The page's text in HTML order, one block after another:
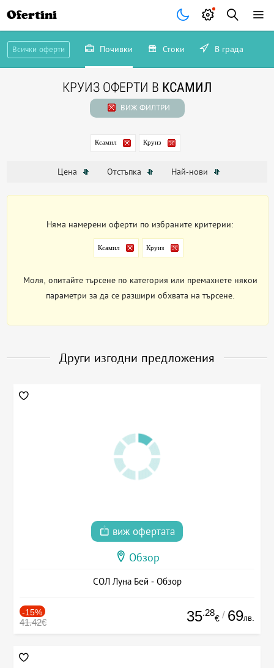
Ofertini
Всички оферти Почивки Стоки В града
КРУИЗ ОФЕРТИ В КСАМИЛ
ВИЖ ФИЛТРИ
Ксамил Круиз
Цена Отстъпка Най-нови
Няма намерени оферти по избраните критерии:
Ксамил Круиз
Моля, опитайте търсене по категория или премахнете някои
параметри за да се разшири обхвата на търсене.
Други изгодни предложения
виж офертата
Обзор
СОЛ Луна Бей - Обзор
-15%
41.42€ 35.28
€ / 69лв.